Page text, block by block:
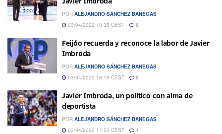
POR ALEJANDRO SÁNCHEZ BANEGAS
03/04/2022 18:35 CEST
0
Feijóo recuerda y reconoce la labor de Javier
Imbroda
POR ALEJANDRO SÁNCHEZ BANEGAS
03/04/2022 18:19 CEST
0
Javier Imbroda, un político con alma de
deportista
POR ALEJANDRO SÁNCHEZ BANEGAS
03/04/2022 17:55 CEST
1